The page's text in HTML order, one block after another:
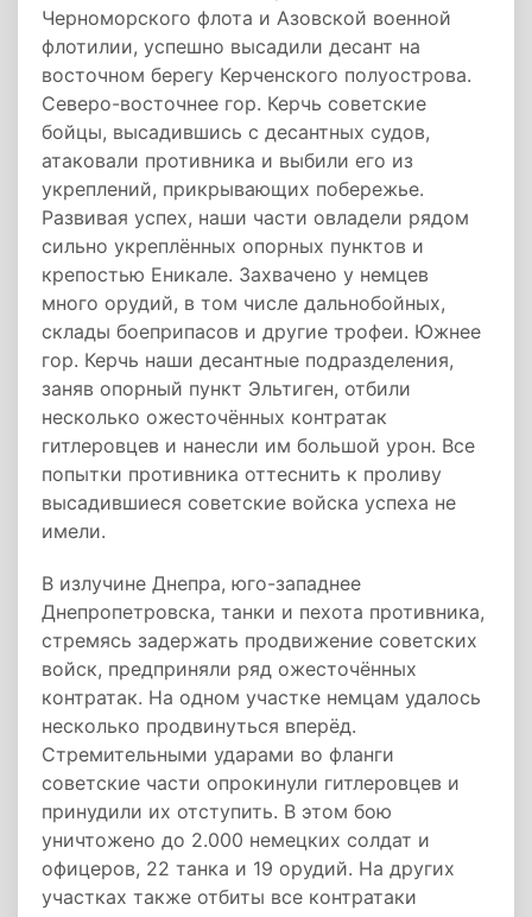
Черноморского флота и Азовской военной
флотилии, успешно высадили десант на
восточном берегу Керченского полуострова.
Северо-восточнее гор. Керчь советские
бойцы, высадившись с десантных судов,
атаковали противника и выбили его из
укреплений, прикрывающих побережье.
Развивая успех, наши части овладели рядом
сильно укреплённых опорных пунктов и
крепостью Еникале. Захвачено у немцев
много орудий, в том числе дальнобойных,
склады боеприпасов и другие трофеи. Южнее
гор. Керчь наши десантные подразделения,
заняв опорный пункт Эльтиген, отбили
несколько ожесточённых контратак
гитлеровцев и нанесли им большой урон. Все
попытки противника оттеснить к проливу
высадившиеся советские войска успеха не
имели.
В излучине Днепра, юго-западнее
Днепропетровска, танки и пехота противника,
стремясь задержать продвижение советских
войск, предприняли ряд ожесточённых
контратак. На одном участке немцам удалось
несколько продвинуться вперёд.
Стремительными ударами во фланги
советские части опрокинули гитлеровцев и
принудили их отступить. В этом бою
уничтожено до 2.000 немецких солдат и
офицеров, 22 танка и 19 орудий. На других
участках также отбиты все контратаки